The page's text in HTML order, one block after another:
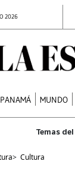
2026
PANAMÁ MUNDO
> Cultura